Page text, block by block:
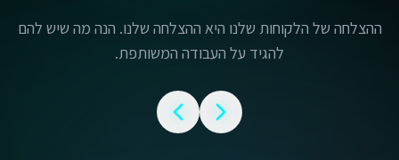
להגיד על העבודה המשותפת.